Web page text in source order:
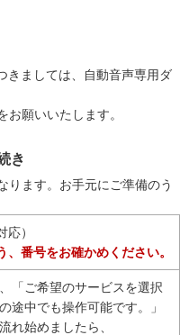
きましては、自動音声専用ダ
願いいたします。
き
ります。お手元にご準備のう
応）
番号をお確かめください。
「ご希望のサービスを選択
途中でも操作可能です。」
れ始めましたら、